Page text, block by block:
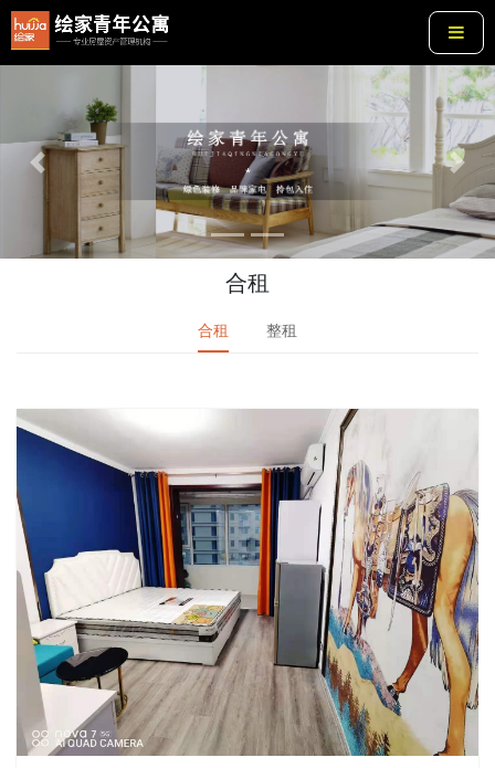
Previous Next
合租
合租 整租